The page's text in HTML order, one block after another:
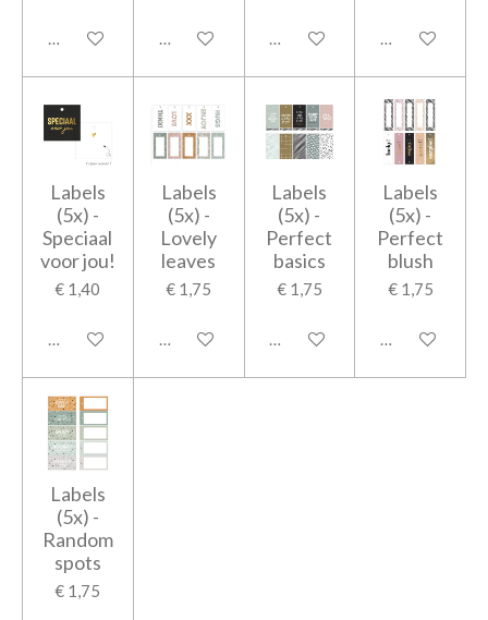
In winkelwagen In winkelwagen In winkelwagen In
Labels
(5x) -
Speciaal
voor jou!
€ 1,40
In winkelwagen
Labels
(5x) -
Lovely
leaves
€ 1,75
In winkelwagen
Labels
(5x) -
Perfect
basics
€ 1,75
In winkelwagen
Labels
(5x) -
Perfect
blush
€ 1,75
In
Labels
(5x) -
Random
spots
€ 1,75